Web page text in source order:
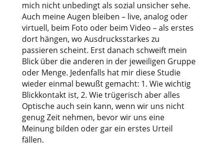
mich nicht unbedingt als sozial unsicher sehe.
Auch meine Augen bleiben – live, analog oder
virtuell, beim Foto oder beim Video – als erstes
dort hängen, wo Ausdrucksstarkes zu
passieren scheint. Erst danach schweift mein
Blick über die anderen in der jeweiligen Gruppe
oder Menge. Jedenfalls hat mir diese Studie
wieder einmal bewußt gemacht: 1. Wie wichtig
Blickkontakt ist, 2. Wie trügerisch aber alles
Optische auch sein kann, wenn wir uns nicht
genug Zeit nehmen, bevor wir uns eine
Meinung bilden oder gar ein erstes Urteil
fällen.